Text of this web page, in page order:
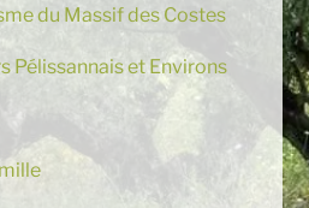
du Massif des Costes
Pélissannais et Environs